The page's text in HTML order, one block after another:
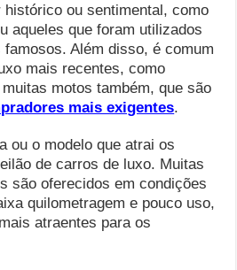
histórico ou sentimental, como
aqueles que foram utilizados
Além disso, é comum
mais recentes, como
motos também, que são
mais exigentes.
ou o modelo que atrai os
de carros de luxo. Muitas
são oferecidos em condições
quilometragem e pouco uso,
atraentes para os